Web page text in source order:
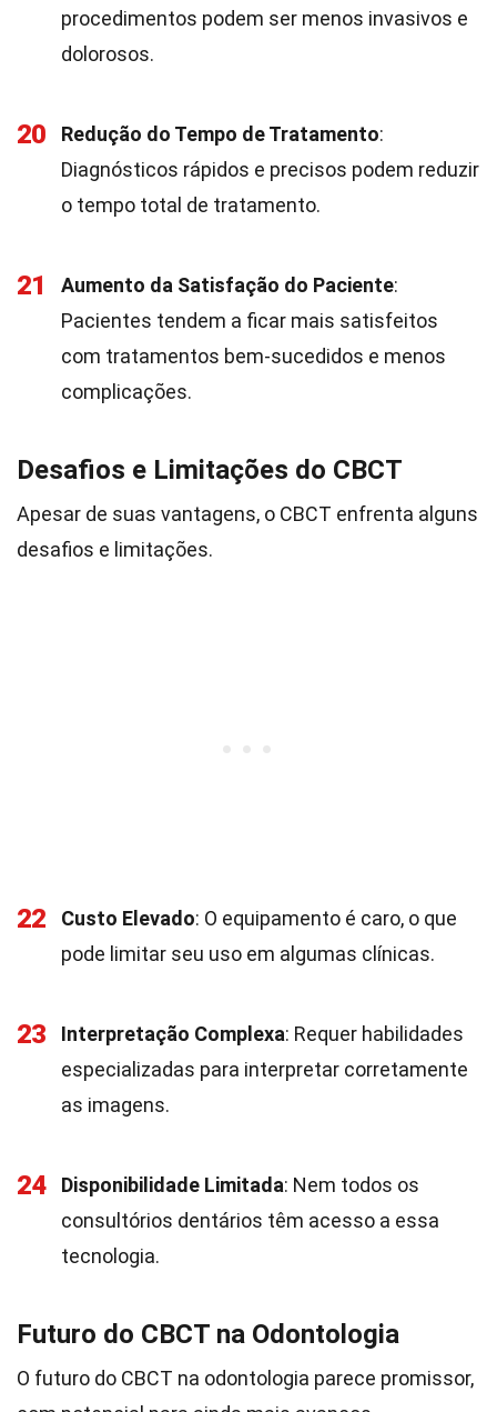
procedimentos podem ser menos invasivos e
dolorosos.
20 Redução do Tempo de Tratamento:
Diagnósticos rápidos e precisos podem reduzir
o tempo total de tratamento.
21 Aumento da Satisfação do Paciente:
Pacientes tendem a ficar mais satisfeitos
com tratamentos bem-sucedidos e menos
complicações.
Desafios e Limitações do CBCT
Apesar de suas vantagens, o CBCT enfrenta alguns
desafios e limitações.
22 Custo Elevado: O equipamento é caro, o que
pode limitar seu uso em algumas clínicas.
23 Interpretação Complexa: Requer habilidades
especializadas para interpretar corretamente
as imagens.
24 Disponibilidade Limitada: Nem todos os
consultórios dentários têm acesso a essa
tecnologia.
Futuro do CBCT na Odontologia
O futuro do CBCT na odontologia parece promissor,